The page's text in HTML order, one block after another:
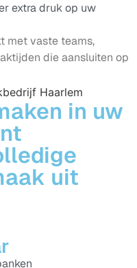
extra druk op uw
met vaste teams,
die aansluiten op
in uw
uit